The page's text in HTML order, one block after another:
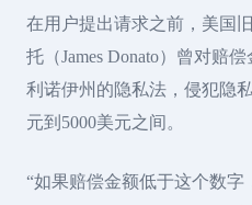
在用户提出请求之前，美国
托（James Donato）曾对赔
利诺伊州的隐私法，侵犯隐
元到5000美元之间。
“如果赔偿金额低于这个数